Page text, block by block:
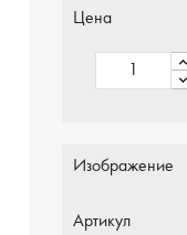
Цена
Изображение
Артикул